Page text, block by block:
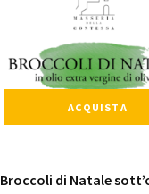
ACQUISTA
Broccoli di Natale